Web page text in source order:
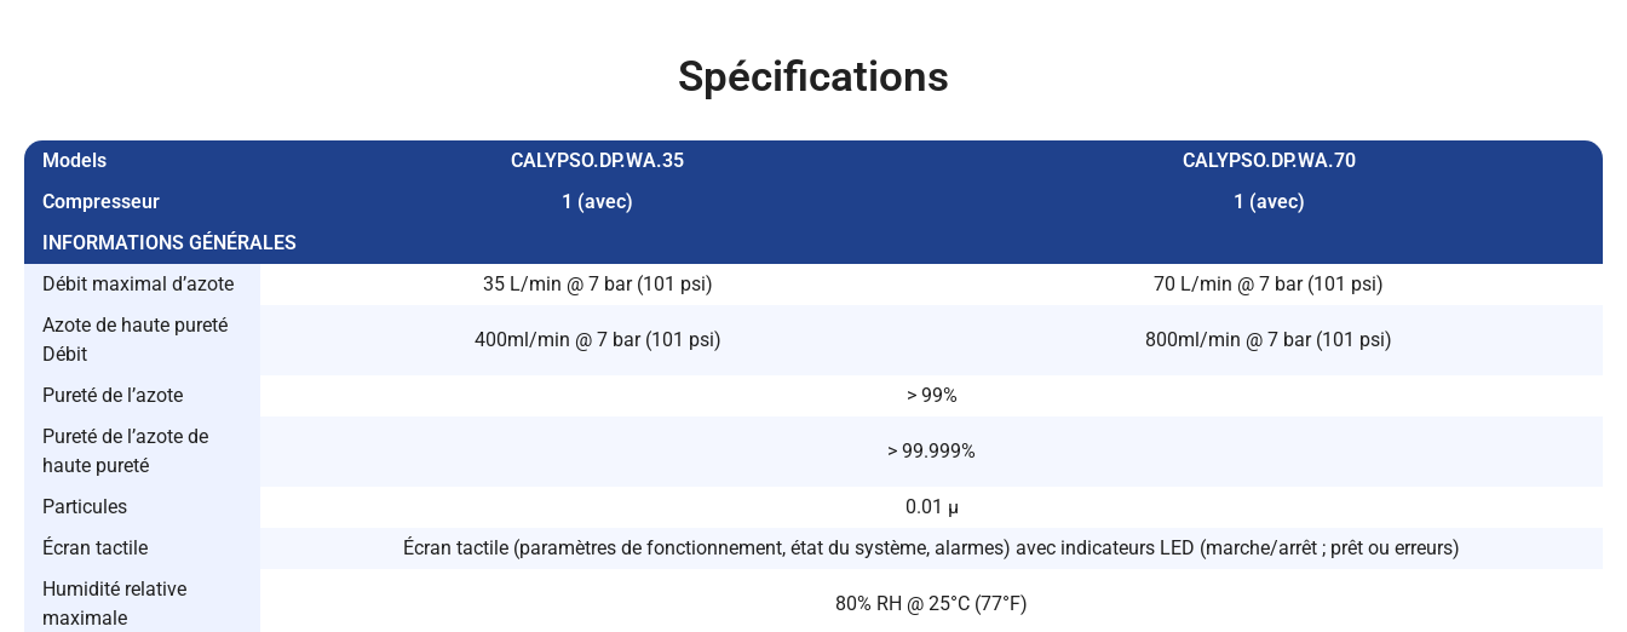
Spécifications
Models CALYPSO.DP.WA.35
CALYPSO.DP.WA.70
Compresseur
1 (avec)
1 (avec)
INFORMATIONS GÉNÉRALES
Débit maximal d’azote
35 L/min @ 7 bar (101 psi)
70 L/min @ 7 bar (101 psi)
Azote de haute pureté
Débit
400ml/min @ 7 bar (101 psi) 800ml/min @ 7 bar (101 psi)
Pureté de l’azote
> 99%
Pureté de l’azote de
haute pureté
> 99.999%
Particules
0.01 μ
Écran tactile
Écran tactile (paramètres de fonctionnement, état du système, alarmes) avec indicateurs LED (marche/arrêt ; prêt ou erreurs)
Humidité relative
maximale
80% RH @ 25°C (77°F)